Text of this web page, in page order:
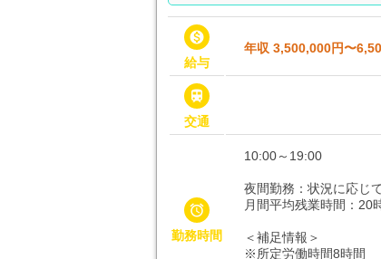

給与
年収 3,500,000円〜

交通

勤務時間
10:00～19:00
夜間勤務：状況に応じ
月間平均残業時間：20
＜補足情報＞
※所定労働時間8時間